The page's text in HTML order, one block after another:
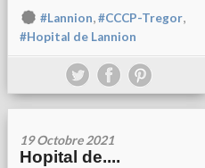
#Lannion,#CCCP-Tregor,
#Hopital de Lannion
19 Octobre 2021
Hopital de....